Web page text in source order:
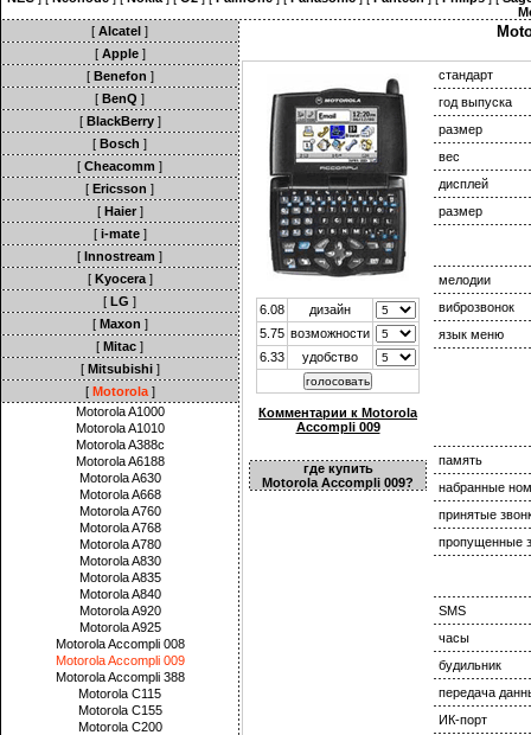
[ Alcatel ]
[ Apple]
[ Benefon ]
[ BenQ ]
[ BlackBerry]
[ Bosch ]
[ Cheacomm ]
[ Ericsson ]
[ Haier]
[ i-mate]
[ Innostream ]
[ Kyocera]
[ LG ]
[ Maxon ]
[ Mitac ]
[ Mitsubishi]
[ Motorola]
Motorola A1000
Motorola A1010
Motorola A388c
Motorola A6188
Motorola A630
Motorola A668
Motorola A760
Motorola A768
Motorola A780
Motorola A830
Motorola A835
Motorola A840
Motorola A920
Motorola A925
Motorola Accompli 008
Motorola Accompli 009
Motorola Accompli 388
Motorola C115
Motorola C155
Motorola C200
6.08
дизайн
5.75 возможности
6.33
удобство
Комментарии к Motorola
Accompli 009
где купить
Motorola Accompli 009?
стандарт
год выпуска
размер
вес
дисплей
размер
мелодии
виброзвонок
язык меню
память
набранные
принятые
пропущенные
SMS
часы
будильник
передача
ИК-порт